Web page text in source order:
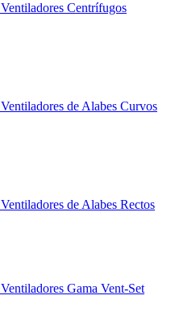
Ventiladores Centrífugos
Ventiladores de Alabes Curvos
Ventiladores de Alabes Rectos
Ventiladores Gama Vent-Set